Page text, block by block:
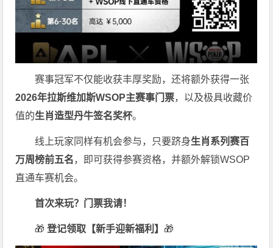
赛事冠军不仅能收获丰厚奖励，还将额外获得一张
2026年拉斯维加斯WSOP主赛事门票，以及极具收藏价
值的生肖造型丹牛签名奖杯。
线上玩家同样有机会参与，只要跻身生肖系列赛百
万周榜前五名，即可获得参赛资格，并额外解锁WSOP
直通车赛机会。
首次来玩？门票我请！
🎁 登记领取【新手迎新福利】 🎁